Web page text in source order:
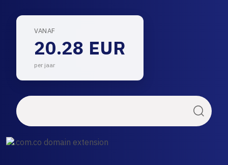
VANAF
20.28 EUR
per jaar